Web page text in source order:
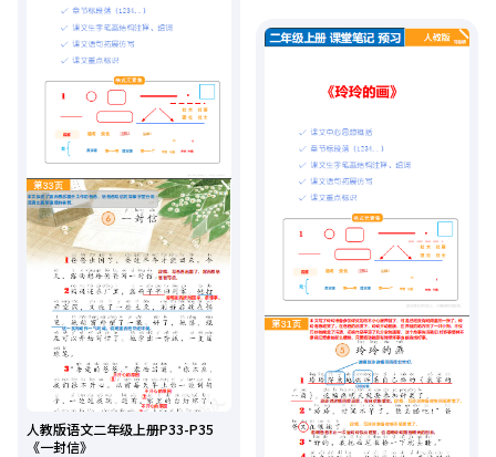
人教版语文二年级上册P33-P35
《一封信》